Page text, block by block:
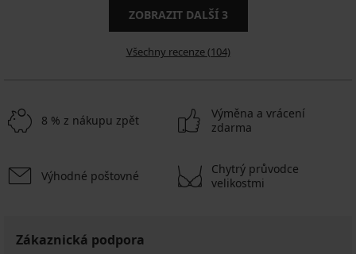
ZOBRAZIT DALŠÍ 3
Všechny recenze (104)
8 % z nákupu zpět
Výměna a vrácení
zdarma
Výhodné poštovné
Chytrý průvodce
velikostmi
Zákaznická podpora